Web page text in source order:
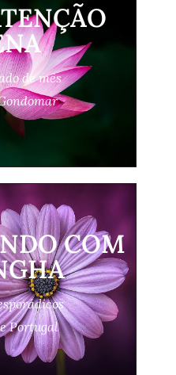
de mês
COM
Portugal